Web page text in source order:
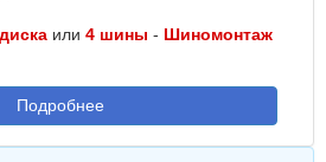
или 4 шины - Шиномонтаж
Подробнее